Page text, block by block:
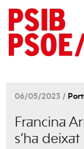
06/05/2023 /
Francina
s’ha